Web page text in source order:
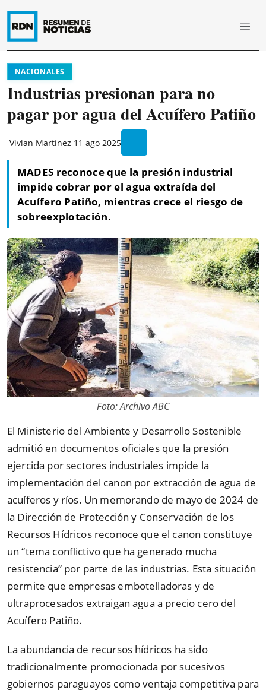
NACIONALES
Industrias presionan para no
pagar por agua del Acuífero Patiño
Vivian Martínez 11 ago 2025
MADES reconoce que la presión industrial
impide cobrar por el agua extraída del
Acuífero Patiño, mientras crece el riesgo de
sobreexplotación.
Foto: Archivo ABC
El Ministerio del Ambiente y Desarrollo Sostenible
admitió en documentos oficiales que la presión
ejercida por sectores industriales impide la
implementación del canon por extracción de agua de
acuíferos y ríos. Un memorando de mayo de 2024 de
la Dirección de Protección y Conservación de los
Recursos Hídricos reconoce que el canon constituye
un“tema conflictivo que ha generado mucha
resistencia”por parte de las industrias. Esta situación
permite que empresas embotelladoras y de
ultraprocesados extraigan agua a precio cero del
Acuífero Patiño.
La abundancia de recursos hídricos ha sido
tradicionalmente promocionada por sucesivos
gobiernos paraguayos como ventaja competitiva para